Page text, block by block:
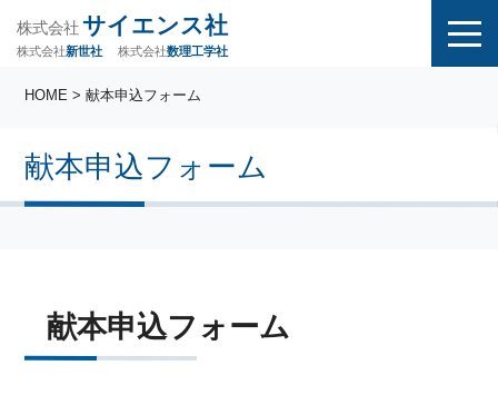
株式会社 サイエンス社
株式会社新世社 株式会社数理工学社
献本申込フォーム
HOME > 献本申込フォーム
献本申込フォーム